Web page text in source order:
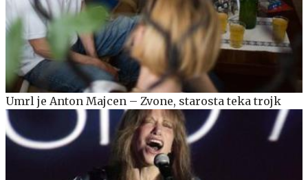
Umrl je Anton Majcen – Zvone, starosta teka trojk